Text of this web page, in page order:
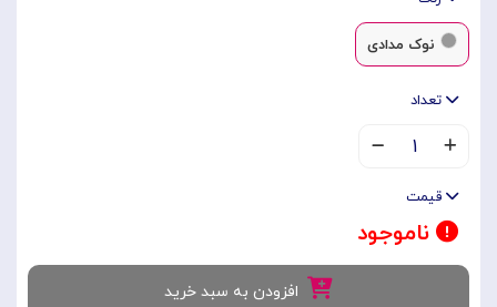
نوک مدادی
تعداد
۱
قیمت
ناموجود
افزودن به سبد خرید